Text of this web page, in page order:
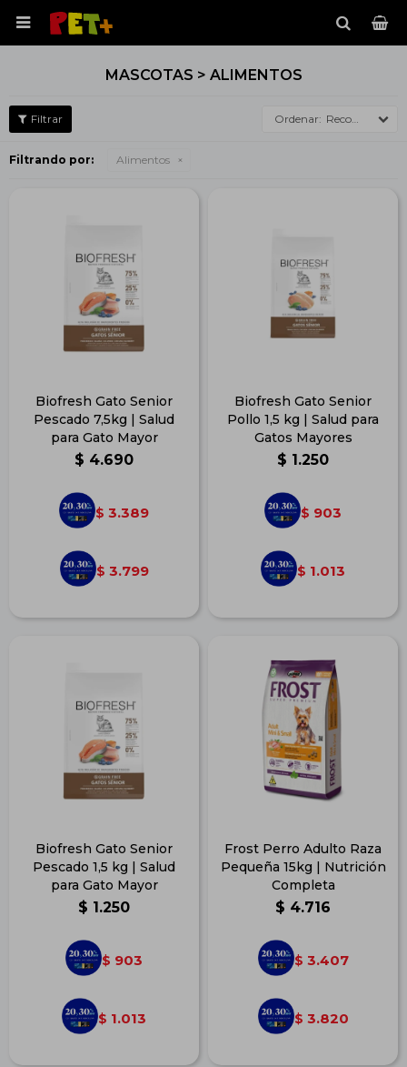

MASCOTAS > ALIMENTOS
Recomendados
Filtrando por: Alimentos
Biofresh Gato Senior
Pescado 7,5kg | Salud
para Gato Mayor
$ 4.690
$ 3.389
$ 3.799
Biofresh Gato Senior
Pollo 1,5 kg | Salud para
Gatos Mayores
$ 1.250
$ 903
$ 1.013
Biofresh Gato Senior
Pescado 1,5 kg | Salud
para Gato Mayor
$ 1.250
$ 903
$ 1.013
Frost Perro Adulto Raza
Pequeña 15kg | Nutrición
Completa
$ 4.716
$ 3.407
$ 3.820